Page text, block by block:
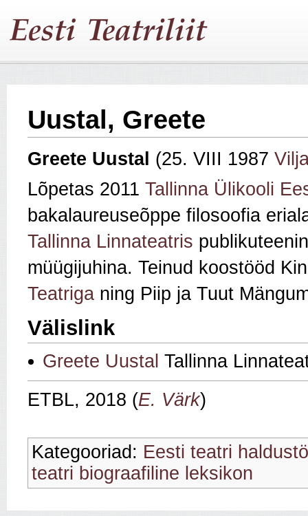
Uustal, Greete
Greete Uustal (25. VIII 1987
Lõpetas 2011 Tallinna Ülikooli
bakalaureuseõppe filosoofia
Tallinna Linnateatris
müügijuhina. Teinud koostööd
Teatriga ning Piip ja Tuut
Välislink
Greete Uustal Tallinna
ETBL, 2018 (E. Värk)
Kategooriad: Eesti teatri
teatri biograafiline leksikon